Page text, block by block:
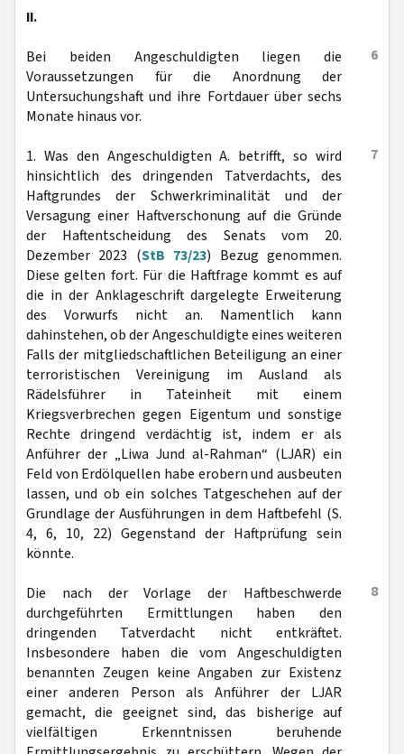
II.
6
Bei beiden Angeschuldigten liegen die
Voraussetzungen für die Anordnung der
Untersuchungshaft und ihre Fortdauer über sechs
Monate hinaus vor.
7
1. Was den Angeschuldigten A. betrifft, so wird
hinsichtlich des dringenden Tatverdachts, des
Haftgrundes der Schwerkriminalität und der
Versagung einer Haftverschonung auf die Gründe
der Haftentscheidung des Senats vom 20.
Dezember 2023 (StB 73/23) Bezug genommen.
Diese gelten fort. Für die Haftfrage kommt es auf
die in der Anklageschrift dargelegte Erweiterung
des Vorwurfs nicht an. Namentlich kann
dahinstehen, ob der Angeschuldigte eines weiteren
Falls der mitgliedschaftlichen Beteiligung an einer
terroristischen Vereinigung im Ausland als
Rädelsführer in Tateinheit mit einem
Kriegsverbrechen gegen Eigentum und sonstige
Rechte dringend verdächtig ist, indem er als
Anführer der „Liwa Jund al-Rahman“ (LJAR) ein
Feld von Erdölquellen habe erobern und ausbeuten
lassen, und ob ein solches Tatgeschehen auf der
Grundlage der Ausführungen in dem Haftbefehl (S.
4, 6, 10, 22) Gegenstand der Haftprüfung sein
könnte.
8
Die nach der Vorlage der Haftbeschwerde
durchgeführten Ermittlungen haben den
dringenden Tatverdacht nicht entkräftet.
Insbesondere haben die vom Angeschuldigten
benannten Zeugen keine Angaben zur Existenz
einer anderen Person als Anführer der LJAR
gemacht, die geeignet sind, das bisherige auf
vielfältigen Erkenntnissen beruhende